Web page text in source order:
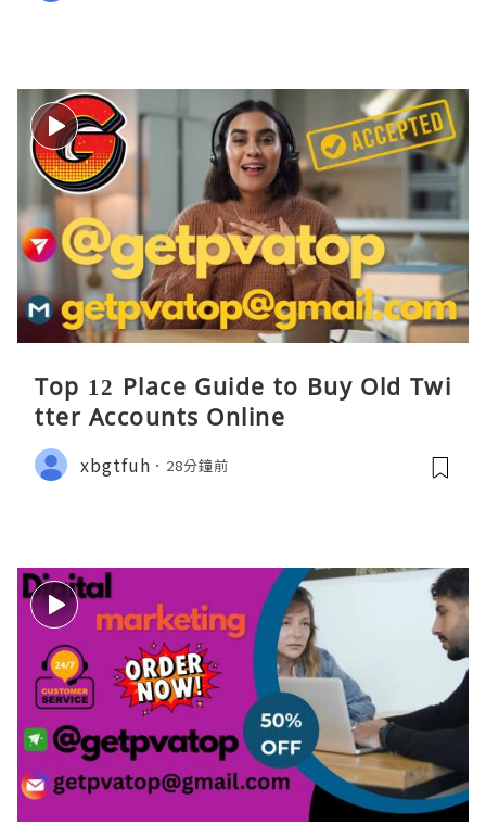
Top 12 Place Guide to Buy Old Twi
tter Accounts Online
xbgtfuh 28分鐘前